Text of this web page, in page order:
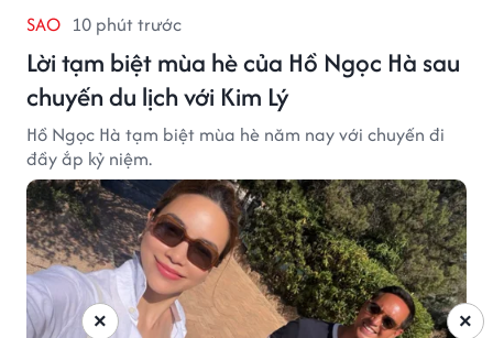
SAO 10 phút trước
Lời tạm biệt mùa hè của Hồ Ngọc Hà sau
chuyến du lịch với Kim Lý
Hồ Ngọc Hà tạm biệt mùa hè năm nay với chuyến đi
đầy ắp kỷ niệm.
×
×